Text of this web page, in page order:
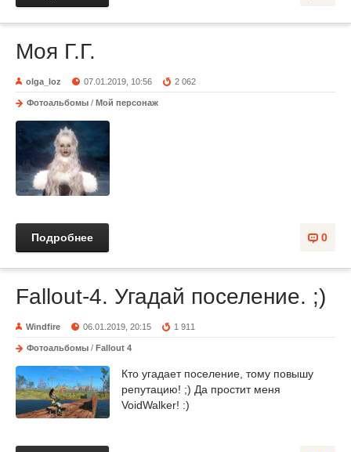
Моя Г.Г.
olga_loz 07.01.2019, 10:56 2 062
Фотоальбомы / Мой персонаж
0
Подробнее
Fallout-4. Угадай поселение. ;)
Windfire 06.01.2019, 20:15 1 911
Фотоальбомы / Fallout 4
Кто угадает поселение, тому повышу
репутацию! ;) Да простит меня
VoidWalker! :)